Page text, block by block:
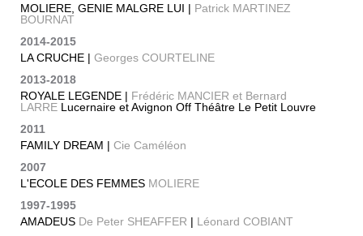
MOLIERE, GENIE MALGRE LUI | Patrick MARTINEZ
BOURNAT
2014-2015
LA CRUCHE | Georges COURTELINE
2013-2018
ROYALE LEGENDE | Frédéric MANCIER et Bernard
LARRE Lucernaire et Avignon Off Théâtre Le Petit Louvre
2011
FAMILY DREAM | Cie Caméléon
2007
L'ECOLE DES FEMMES MOLIERE
1997-1995
AMADEUS De Peter SHEAFFER | Léonard COBIANT